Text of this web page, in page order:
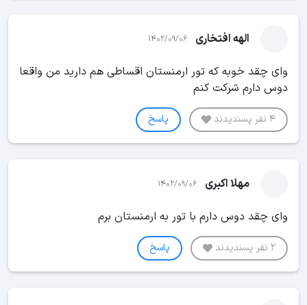
الهه افتخاری 1402/09/06
وای چقد خوبه که تور ارمنستان اقساطی هم دارید من واقعا
دوس دارم شرکت کنم
4 نفر پسندیدند پاسخ
مهلا اکبری 1402/09/06
وای چقد دوس دارم با تور به ارمنستان برم
2 نفر پسندیدند پاسخ